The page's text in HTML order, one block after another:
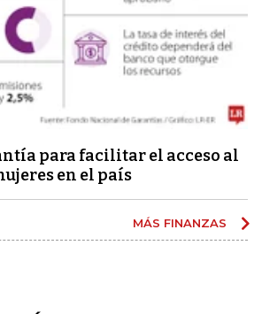
para facilitar el acceso al
en el país
MÁS FINANZAS